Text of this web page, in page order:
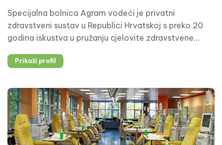
Specijalna bolnica Agram vodeći je privatni
zdravstveni sustav u Republici Hrvatskoj s preko 20
godina iskustva u pružanju cjelovite zdravstvene
izvrsnosti, ranoj dijagnostici te interdisciplinarnom
Prikaži profil